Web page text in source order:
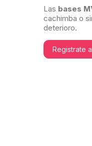
Las bases
cachimba o
deterioro.
Registrate